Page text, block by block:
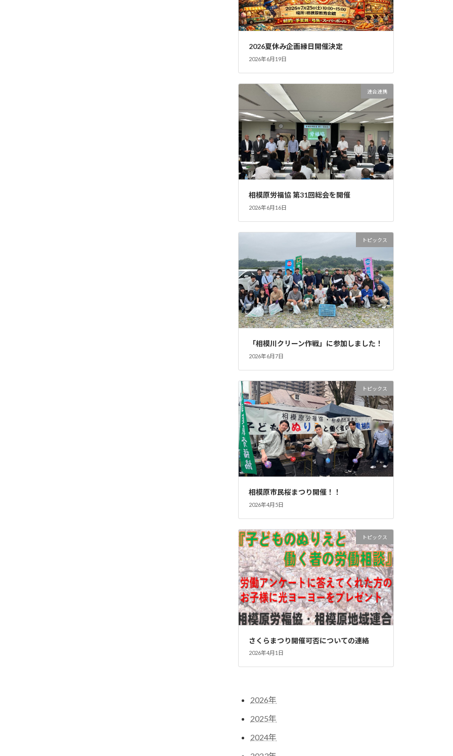
2026夏休み企画縁日開催決定
2026年6月19日
連合連携
相模原労福協 第31回総会を開催
2026年6月16日
トピックス
「相模川クリーン作戦」に参加しました！
2026年6月7日
トピックス
相模原市民桜まつり開催！！
2026年4月5日
トピックス
さくらまつり開催可否についての連絡
2026年4月1日
2026年
2025年
2024年